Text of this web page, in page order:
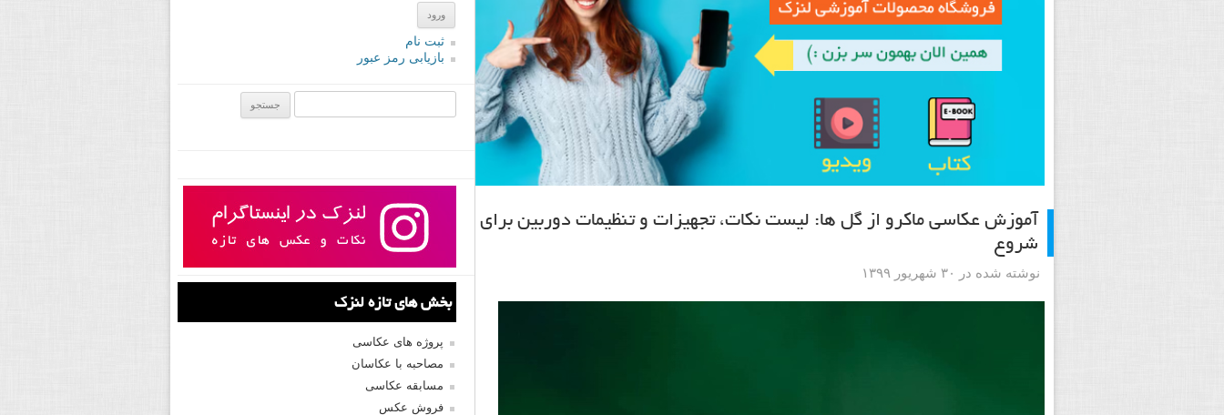
آموزش عکاسی ماکرو از گل ها: لیست نکات، تجهیزات و تنظیمات دوربین برای
شروع
نوشته شده در ۳۰ شهریور ۱۳۹۹
ثبت نام
بازیابی رمز عبور
بخش های تازه لنزک
پروژه های عکاسی
مصاحبه با عکاسان
مسابقه عکاسی
فروش عکس